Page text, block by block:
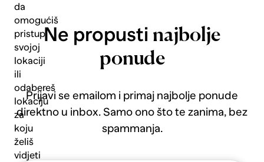
da
omogućiš
pristup
svojoj
lokaciji
ili
odabereš
lokaciju
za
koju
želiš
vidjeti
Ne propusti najbolje
ponude
Prijavi se emailom i primaj najbolje ponude
direktno u inbox. Samo ono što te zanima, bez
spammanja.